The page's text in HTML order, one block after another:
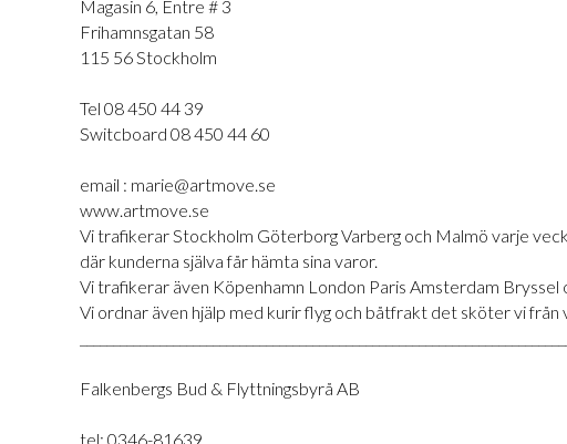
Magasin 6, Entre # 3
Frihamnsgatan 58
115 56 Stockholm
Tel 08 450 44 39
Switcboard 08 450 44 60
email : marie@artmove.se
www.artmove.se
Vi trafikerar Stockholm Göterborg Varberg och Malmö varje
där kunderna själva får hämta sina varor.
Vi trafikerar även Köpenhamn London Paris Amsterdam Bryssel
Vi ordnar även hjälp med kurir flyg och båtfrakt det sköter vi från
Falkenbergs Bud & Flyttningsbyrå AB
tel: 0346-81639